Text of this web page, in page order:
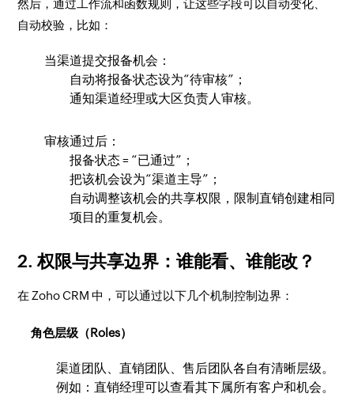
然后，通过工作流和函数规则，让这些字段可以自动变化、
自动校验，比如：
当渠道提交报备机会：
自动将报备状态设为“待审核”；
通知渠道经理或大区负责人审核。
审核通过后：
报备状态 = “已通过”；
把该机会设为“渠道主导”；
自动调整该机会的共享权限，限制直销创建相同
项目的重复机会。
2. 权限与共享边界：谁能看、谁能改？
在 Zoho CRM 中，可以通过以下几个机制控制边界：
角色层级（Roles）
渠道团队、直销团队、售后团队各自有清晰层级。
例如：直销经理可以查看其下属所有客户和机会。